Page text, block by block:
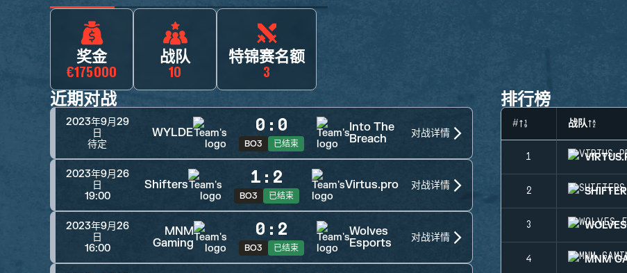
奖金
€175000
战队
10
特锦赛名额
3
近期对战
2023年9月29
日
待定
WYLDE 0 : 0
BO3 已结束
Into The
Breach
对战详情
2023年9月26
日
19:00
Shifters 1 : 2
BO3 已结束
Virtus.pro 对战详情
2023年9月26
日
16:00
MNM
Gaming
0 : 2
BO3 已结束
Wolves
Esports
对战详情
排行榜
# 战队
1
2
3
4 MNM